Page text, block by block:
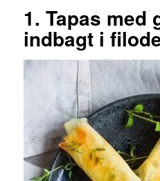
1. Tapas med
indbagt i